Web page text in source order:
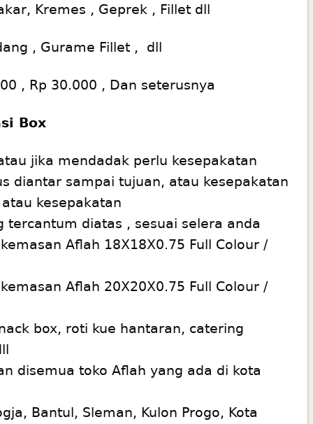
Kremes , Geprek , Fillet dll
, Gurame Fillet , dll
, Rp 30.000 , Dan seterusnya
Box
jika mendadak perlu kesepakatan
diantar sampai tujuan, atau kesepakatan
kesepakatan
tercantum diatas , sesuai selera anda
Aflah 18X18X0.75 Full Colour /
Aflah 20X20X0.75 Full Colour /
box, roti kue hantaran, catering
disemua toko Aflah yang ada di kota
Bantul, Sleman, Kulon Progo, Kota